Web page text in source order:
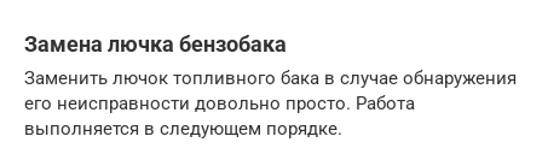
Замена лючка бензобака
Заменить лючок топливного бака в случае обнаружения
его неисправности довольно просто. Работа
выполняется в следующем порядке.